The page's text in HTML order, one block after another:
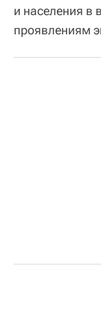
и населения в
проявлениям